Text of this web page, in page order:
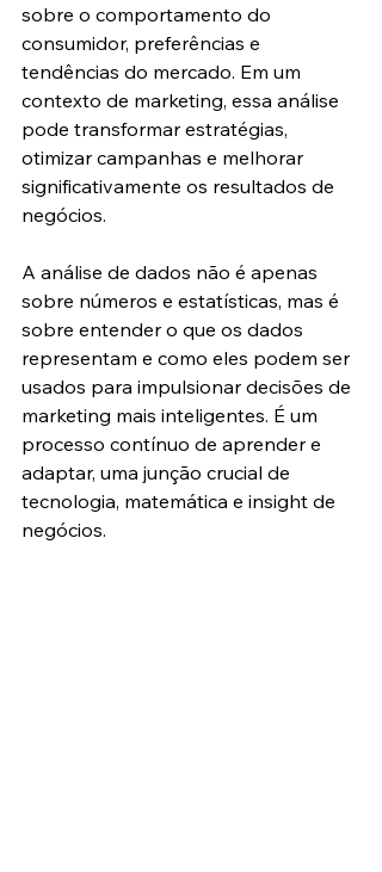
sobre o comportamento do
consumidor, preferências e
tendências do mercado. Em um
contexto de marketing, essa análise
pode transformar estratégias,
otimizar campanhas e melhorar
significativamente os resultados de
negócios.
A análise de dados não é apenas
sobre números e estatísticas, mas é
sobre entender o que os dados
representam e como eles podem ser
usados para impulsionar decisões de
marketing mais inteligentes. É um
processo contínuo de aprender e
adaptar, uma junção crucial de
tecnologia, matemática e insight de
negócios.